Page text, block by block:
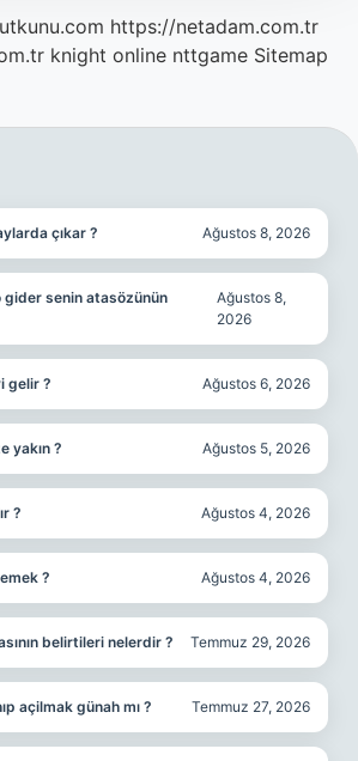
https://netadam.com.tr
knight online nttgame Sitemap
çıkar ? Ağustos 8, 2026
gider senin atasözünün
Ağustos 8,
2026
gelir ? Ağustos 6, 2026
yakın ? Ağustos 5, 2026
? Ağustos 4, 2026
? Ağustos 4, 2026
belirtileri nelerdir ? Temmuz 29, 2026
açilmak günah mı ? Temmuz 27, 2026